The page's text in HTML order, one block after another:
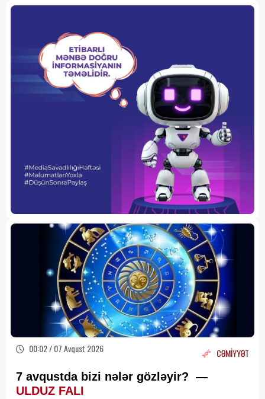
00:02 / 07 Avqust 2026 CƏMİYYƏT
7 avqustda bizi nələr gözləyir? —
ULDUZ FALI